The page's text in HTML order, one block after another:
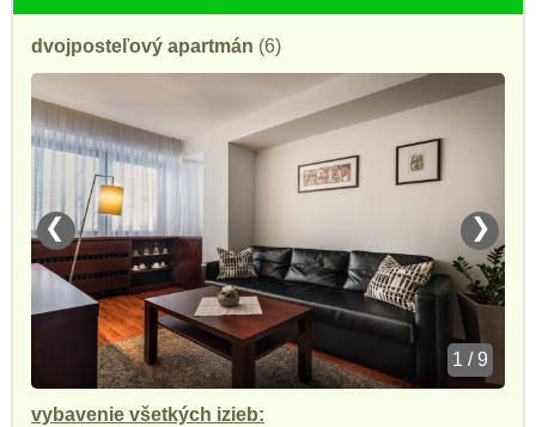
dvojposteľový apartmán (6)
❮ ❯
1 / 9
vybavenie všetkých izieb: